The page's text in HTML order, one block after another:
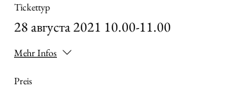
Tickettyp
28 августа 2021 10.00-11.00
Mehr Infos
Preis